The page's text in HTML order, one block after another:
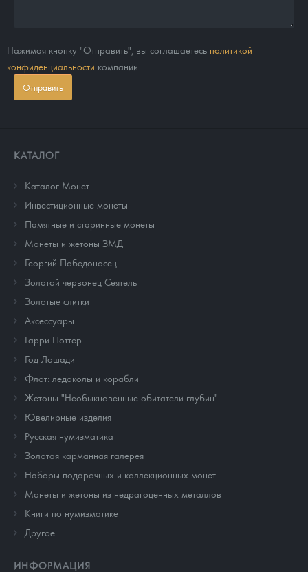
Нажимая кнопку "Отправить", вы соглашаетесь политикой
конфиденциальности компании.
Отправить
КАТАЛОГ
Каталог Монет
Инвестиционные монеты
Памятные и старинные монеты
Монеты и жетоны ЗМД
Георгий Победоносец
Золотой червонец Сеятель
Золотые слитки
Аксессуары
Гарри Поттер
Год Лошади
Флот: ледоколы и корабли
Жетоны "Необыкновенные обитатели глубин"
Ювелирные изделия
Русская нумизматика
Золотая карманная галерея
Наборы подарочных и коллекционных монет
Монеты и жетоны из недрагоценных металлов
Книги по нумизматике
Другое
ИНФОРМАЦИЯ